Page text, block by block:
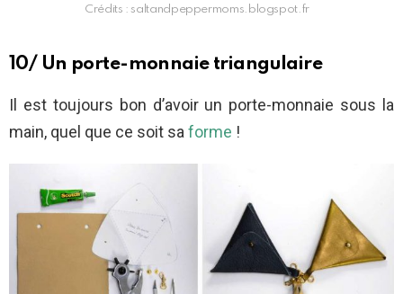
Crédits : saltandpeppermoms.blogspot.fr
10/ Un porte-monnaie triangulaire
Il est toujours bon d’avoir un porte-monnaie sous la
main, quel que ce soit saforme !